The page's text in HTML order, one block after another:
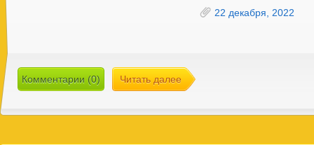
22 декабря, 2022
Комментарии (0) Читать далее